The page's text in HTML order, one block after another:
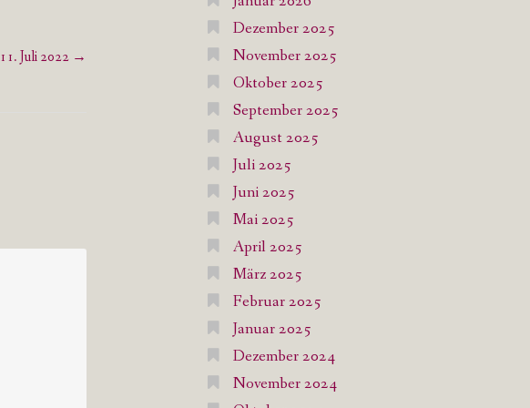
11. Juli 2022 →
Dezember 2025
November 2025
Oktober 2025
September 2025
August 2025
Juli 2025
Juni 2025
Mai 2025
April 2025
März 2025
Februar 2025
Januar 2025
Dezember 2024
November 2024